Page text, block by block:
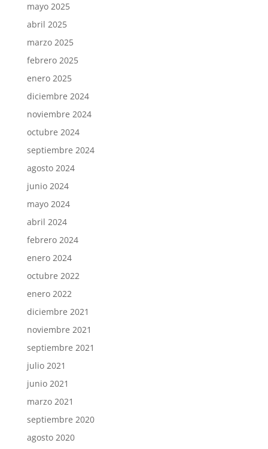
mayo 2025
abril 2025
marzo 2025
febrero 2025
enero 2025
diciembre 2024
noviembre 2024
octubre 2024
septiembre 2024
agosto 2024
junio 2024
mayo 2024
abril 2024
febrero 2024
enero 2024
octubre 2022
enero 2022
diciembre 2021
noviembre 2021
septiembre 2021
julio 2021
junio 2021
marzo 2021
septiembre 2020
agosto 2020